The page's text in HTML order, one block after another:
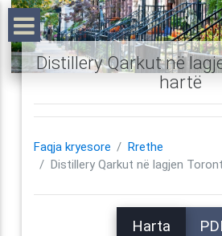
Distillery Qarkut në
hartë
Faqja kryesore
Rrethe
Distillery Qarkut në lagjen
Harta